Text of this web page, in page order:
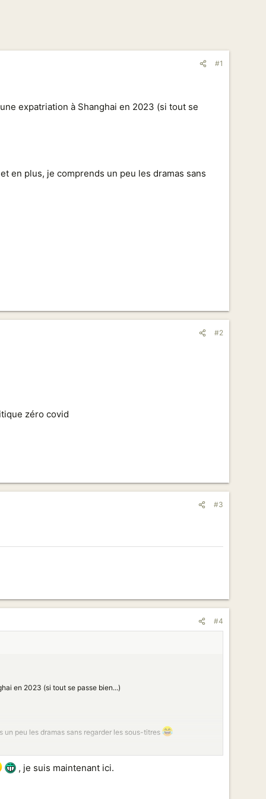
#1
expatriation à Shanghai en 2023 (si tout se
en plus, je comprends un peu les dramas sans
#2
zéro covid
#3
#4
en 2023 (si tout se passe bien...)
peu les dramas sans regarder les sous-titres
, je suis maintenant ici.